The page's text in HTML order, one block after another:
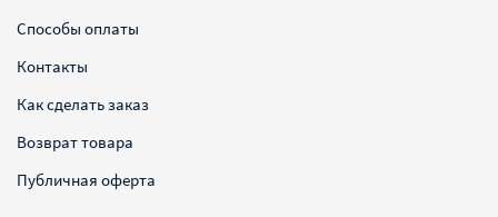
Способы оплаты
Контакты
Как сделать заказ
Возврат товара
Публичная оферта